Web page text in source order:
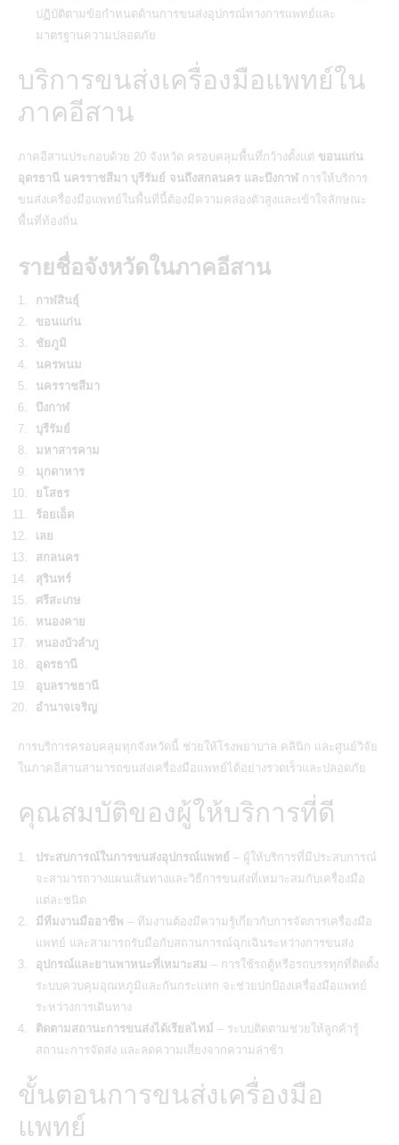
ปฏิบัติตามข้อกำหนดด้านการขนส่งอุปกรณ์ทางการแพทย์และ
มาตรฐานความปลอดภัย
บริการขนส่งเครื่องมือแพทย์ใน
ภาคอีสาน
ภาคอีสานประกอบด้วย 20 จังหวัด ครอบคลุมพื้นที่กว้างตั้งแต่ ขอนแก่น
อุดรธานี นครราชสีมา บุรีรัมย์ จนถึงสกลนคร และบึงกาฬการให้บริการ
ขนส่งเครื่องมือแพทย์ในพื้นที่นี้ต้องมีความคล่องตัวสูงและเข้าใจลักษณะ
พื้นที่ท้องถิ่น
รายชื่อจังหวัดในภาคอีสาน
กาฬสินธุ์
ขอนแก่น
ชัยภูมิ
นครพนม
นครราชสีมา
บึงกาฬ
บุรีรัมย์
มหาสารคาม
มุกดาหาร
ยโสธร
ร้อยเอ็ด
เลย
สกลนคร
สุรินทร์
ศรีสะเกษ
หนองคาย
หนองบัวลำภู
อุดรธานี
อุบลราชธานี
อำนาจเจริญ
การบริการครอบคลุมทุกจังหวัดนี้ ช่วยให้โรงพยาบาล คลินิก และศูนย์วิจัย
ในภาคอีสานสามารถขนส่งเครื่องมือแพทย์ ได้อย่างรวดเร็วและปลอดภัย
คุณสมบัติของผู้ให้บริการที่ดี
ประสบการณ์ในการขนส่งอุปกรณ์แพทย์ – ผู้ให้บริการที่มีประสบการณ์
จะสามารถวางแผนเส้นทางและวิธีการขนส่งที่เหมาะสมกับเครื่องมือ
แต่ละชนิด
มีทีมงานมืออาชีพ – ทีมงานต้องมีความรู้เกี่ยวกับการจัดการเครื่องมือ
แพทย์ และสามารถรับมือกับสถานการณ์ฉุกเฉินระหว่างการขนส่ง
อุปกรณ์และยานพาหนะที่เหมาะสม – การใช้รถตู้หรือรถบรรทุกที่ติดตั้ง
ระบบควบคุมอุณหภูมิและกันกระแทก จะช่วยปกป้องเครื่องมือแพทย์
ระหว่างการเดินทาง
ติดตามสถานะการขนส่งได้เรียลไทม์ – ระบบติดตามช่วยให้ลูกค้ารู้
สถานะการจัดส่ง และลดความเสี่ยงจากความล่าช้า
ขั้นตอนการขนส่งเครื่องมือ
แพทย์